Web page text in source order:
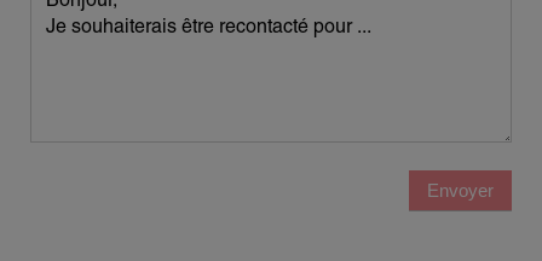
Envoyer